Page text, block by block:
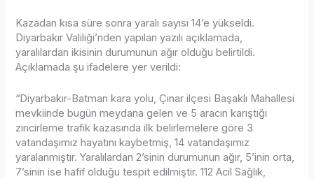
Kazadan kısa süre sonra yaralı sayısı 14’e yükseldi.
Diyarbakır Valiliği’nden yapılan yazılı açıklamada,
yaralılardan ikisinin durumunun ağır olduğu belirtildi.
Açıklamada şu ifadelere yer verildi:
“Diyarbakır-Batman kara yolu, Çınar ilçesi Başaklı Mahallesi
mevkiinde bugün meydana gelen ve 5 aracın karıştığı
zincirleme trafik kazasında ilk belirlemelere göre 3
vatandaşımız hayatını kaybetmiş, 14 vatandaşımız
yaralanmıştır. Yaralılardan 2’sinin durumunun ağır, 5’inin orta,
7’sinin ise hafif olduğu tespit edilmiştir. 112 Acil Sağlık,